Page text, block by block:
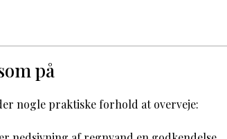
på
nogle praktiske forhold at overveje: